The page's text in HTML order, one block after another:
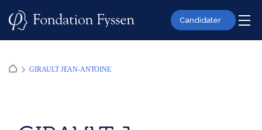
Candidater
GIRAULT JEAN-ANTOINE